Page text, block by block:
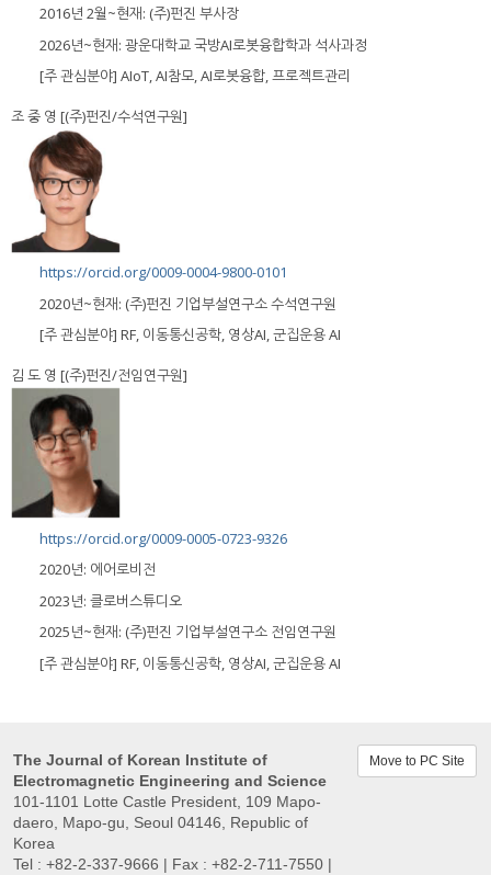
2016년 2월~현재: (주)펀진 부사장
2026년~현재: 광운대학교 국방AI로봇융합학과 석사과정
[주 관심분야] AIoT, AI참모, AI로봇융합, 프로젝트관리
조 중 영 [(주)펀진/수석연구원]
https://orcid.org/0009-0004-9800-0101
2020년~현재: (주)펀진 기업부설연구소 수석연구원
[주 관심분야] RF, 이동통신공학, 영상AI, 군집운용 AI
김 도 영 [(주)펀진/전임연구원]
https://orcid.org/0009-0005-0723-9326
2020년: 에어로비전
2023년: 클로버스튜디오
2025년~현재: (주)펀진 기업부설연구소 전임연구원
[주 관심분야] RF, 이동통신공학, 영상AI, 군집운용 AI
The Journal of Korean Institute of
Electromagnetic Engineering and Science
101-1101 Lotte Castle President, 109 Mapo-
daero, Mapo-gu, Seoul 04146, Republic of
Korea
Tel : +82-2-337-9666 | Fax : +82-2-711-7550 |
Move to PC Site